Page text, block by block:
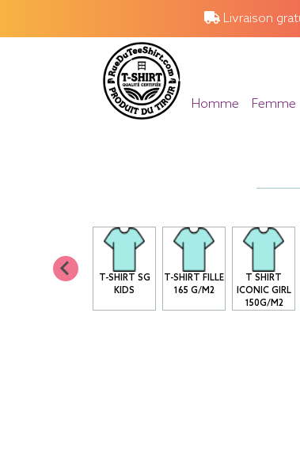
Livraison
Homme Femme
T-SHIRT SG
KIDS
T-SHIRT FILLE
165 G/M2
T SHIRT
ICONIC GIRL
150G/M2